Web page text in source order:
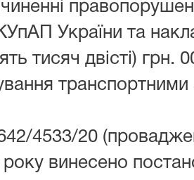
України та
тисяч двісті) грн.
4533/20
винесено